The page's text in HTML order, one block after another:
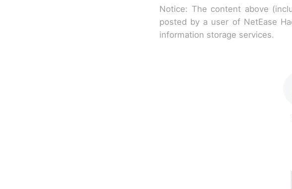
Notice: The content above
posted by a user of NetEase
information storage services.